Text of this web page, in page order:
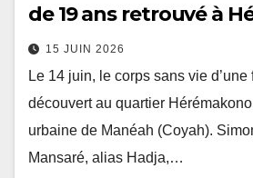
de 19 ans retrouvé à
15 JUIN 2026
Le 14 juin, le corps sans vie
découvert au quartier
urbaine de Manéah (Coyah).
Mansaré, alias Hadja,…